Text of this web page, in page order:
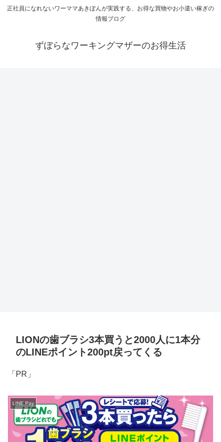
正社員になれないワーママあきぽんが実践する、お得な買物やお小遣い稼ぎの
情報ブログ
ずぼらなワーキングマザーのお得生活
LIONの歯ブラシ3本買うと2000人に1本分
のLINEポイント200pt戻ってくる
「PR」
LINE Pay